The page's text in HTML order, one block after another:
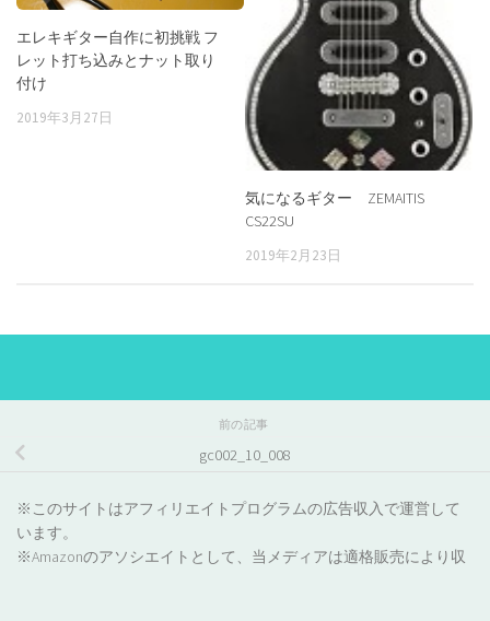
エレキギター自作に初挑戦 フ
レット打ち込みとナット取り
付け
2019年3月27日
気になるギター ZEMAITIS
CS22SU
2019年2月23日
前の記事
gc002_10_008
※このサイトはアフィリエイトプログラムの広告収入で運営して
います。
※Amazonのアソシエイトとして、当メディアは適格販売により収